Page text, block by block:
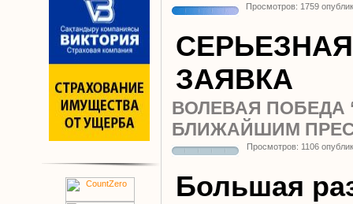
Просмотров: 1759
СЕРЬЕЗНАЯ
ЗАЯВКА
ВОЛЕВАЯ ПОБЕДА
БЛИЖАЙШИМ
Просмотров: 1106
Большая